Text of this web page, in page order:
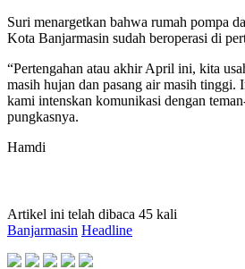
Suri menargetkan bahwa rumah pompa
Kota Banjarmasin sudah beroperasi di
“Pertengahan atau akhir April ini, kita
masih hujan dan pasang air masih tinggi.
kami intenskan komunikasi dengan
pungkasnya.
Hamdi
Artikel ini telah dibaca 45 kali
Banjarmasin Headline